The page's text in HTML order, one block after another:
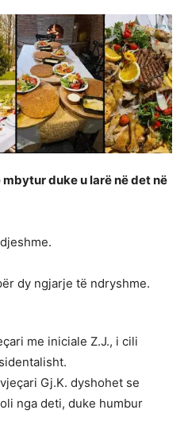
duke u larë në det në
dy ngjarje të ndryshme.
me iniciale Z.J., i cili
Gj.K. dyshohet se
nga deti, duke humbur